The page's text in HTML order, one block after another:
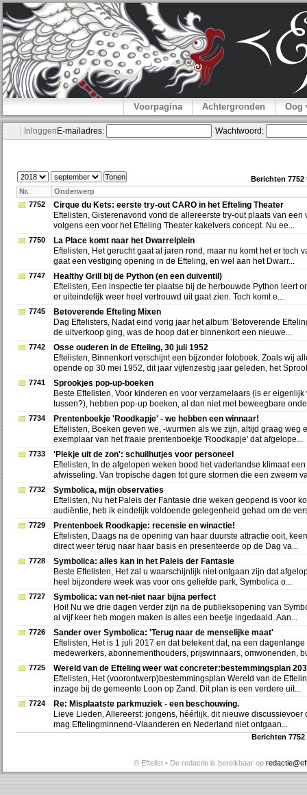
Voorpagina Achtergronden Oog
Inloggen E-mailadres: Wachtwoord:
Berichten
Nr.
Onderwerp
7752
Cirque du Kets: eerste try-out CARO in het Efteling Theater
Eftelisten, Gisterenavond vond de allereerste try-out plaats van een
volgens een voor het Efteling Theater kakelvers concept. Nu ee...
7750
La Place komt naar het Dwarrelplein
Eftelisten, Het gerucht gaat al jaren rond, maar nu komt het er toch
gaat een vestiging opening in de Efteling, en wel aan het Dwarr...
7747
Healthy Grill bij de Python (en een duiventil)
Eftelisten, Een inspectie ter plaatse bij de herbouwde Python leert
er uiteindelijk weer heel vertrouwd uit gaat zien. Toch komt e...
7745
Betoverende Efteling Mixen
Dag Eftelisters, Nadat eind vorig jaar het album 'Betoverende
de uitverkoop ging, was de hoop dat er binnenkort een nieuwe...
7742
Osse ouderen in de Efteling, 30 juli 1952
Eftelisten, Binnenkort verschijnt een bijzonder fotoboek. Zoals wij
opende op 30 mei 1952, dit jaar vijfenzestig jaar geleden, het
7741
Sprookjes pop-up-boeken
Beste Eftelisten, Voor kinderen en voor verzamelaars (is er eigenlijk
tussen?), hebben pop-up boeken, al dan niet met beweegbare
7734
Prentenboekje 'Roodkapje' - we hebben een winnaar!
Eftelisten, Boeken geven we, -wurmen als we zijn, altijd graag weg
exemplaar van het fraaie prentenboekje 'Roodkapje' dat afgelope...
7733
'Plekje uit de zon': schuilhutjes voor personeel
Eftelisten, In de afgelopen weken bood het vaderlandse klimaat
afwisseling. Van tropische dagen tot gure stormen die een zweem
7732
Symbolica, mijn observaties
Eftelisten, Nu het Paleis der Fantasie drie weken geopend is voor
audiëntie, heb ik eindelijk voldoende gelegenheid gehad om de
7729
Prentenboek Roodkapje: recensie en winactie!
Eftelisten, Daags na de opening van haar duurste attractie ooit,
direct weer terug naar haar basis en presenteerde op de Dag va...
7728
Symbolica: alles kan in het Paleis der Fantasie
Beste Eftelisten, Het zal u waarschijnlijk niet ontgaan zijn dat
heel bijzondere week was voor ons geliefde park, Symbolica o...
7727
Symbolica: van net-niet naar bijna perfect
Hoi! Nu we drie dagen verder zijn na de publieksopening van
al vijf keer heb mogen maken is alles een beetje ingedaald. Aan...
7726
Sander over Symbolica: 'Terug naar de menselijke maat'
Eftelisten, Het is 1 juli 2017 en dat betekent dat, na een
medewerkers, abonnementhouders, prijswinnaars, omwonenden,
7725
Wereld van de Efteling weer wat concreter:bestemmingsplan
Eftelisten, Het (voorontwerp)bestemmingsplan Wereld van de
inzage bij de gemeente Loon op Zand. Dit plan is een verdere uit...
7724
Re: Misplaatste parkmuziek - een beschouwing.
Lieve Lieden, Allereerst: jongens, héérlijk, dit nieuwe discussievoer
mag Eftelingminnend-Vlaanderen en Nederland niet ontgaan...
Berichten
© Eftelist • De redactie is bereikbaar op